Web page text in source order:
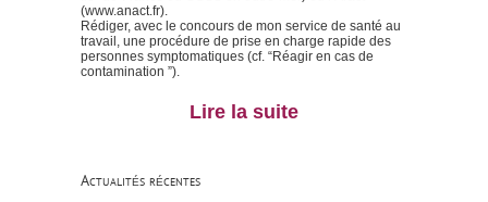
(www.anact.fr).
Rédiger, avec le concours de mon service de santé au
travail, une procédure de prise en charge rapide des
personnes symptomatiques (cf. “Réagir en cas de
contamination ”).
Lire la suite
Actualités récentes